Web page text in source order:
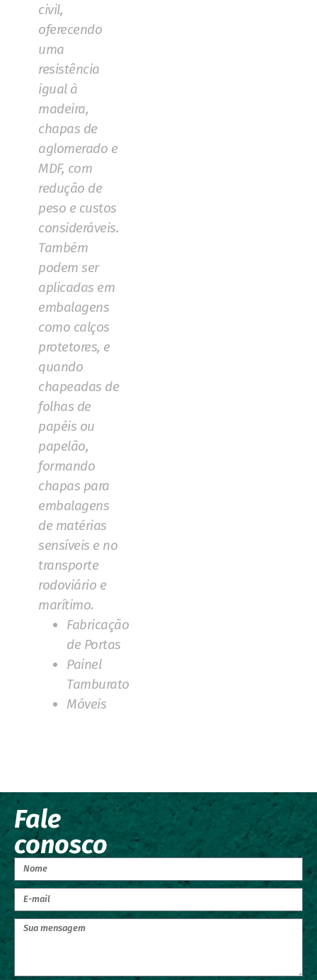
civil,
oferecendo
uma
resistência
igual à
madeira,
chapas de
aglomerado e
MDF, com
redução de
peso e custos
consideráveis.
Também
podem ser
aplicadas em
embalagens
como calços
protetores, e
quando
chapeadas de
folhas de
papéis ou
papelão,
formando
chapas para
embalagens
de matérias
sensíveis e no
transporte
rodoviário e
marítimo.
Fabricação
de Portas
Painel
Tamburato
Móveis
Fale
conosco